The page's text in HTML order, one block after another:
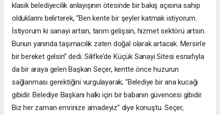
klasik belediyecilik anlayışının ötesinde bir bakış açısına sahip
olduklarını belirterek, “Ben kente bir şeyler katmak istiyorum.
İstiyorum ki sanayi artsın, tarım gelişsin, hizmet sektörü artsın.
Bunun yanında taşımacılık zaten doğal olarak artacak. Mersin’e
bir bereket gelsin” dedi. Silifke’de Küçük Sanayi Sitesi esnafıyla
da bir araya gelen Başkan Seçer, kentte önce huzurun
sağlanması gerektiğini vurgulayarak; “Belediye bir ana kucağı
gibidir. Belediye Başkanı halkı için bir babanın güvencesi gibidir.
Biz her zaman emrinize amadeyiz” diye konuştu. Seçer,